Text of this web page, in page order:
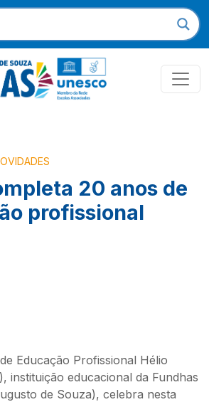
20 anos de
profissional
Educação Profissional Hélio
instituição educacional da Fundhas
de Souza), celebra nesta